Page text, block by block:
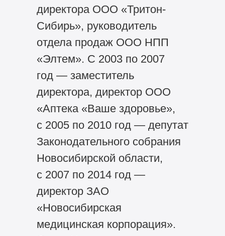
директора ООО «Тритон-
Сибирь», руководитель
отдела продаж ООО НПП
«Элтем». С 2003 по 2007
год — заместитель
директора, директор ООО
«Аптека «Ваше здоровье»,
с 2005 по 2010 год — депутат
Законодательного собрания
Новосибирской области,
с 2007 по 2014 год —
директор ЗАО
«Новосибирская
медицинская корпорация».